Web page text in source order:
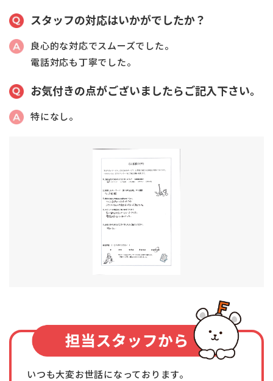
スタッフの対応はいかがでしたか？
良心的な対応でスムーズでした。
電話対応も丁寧でした。
お気付きの点がございましたらご記入下さい。
特になし。
いつも大変お世話になっております。